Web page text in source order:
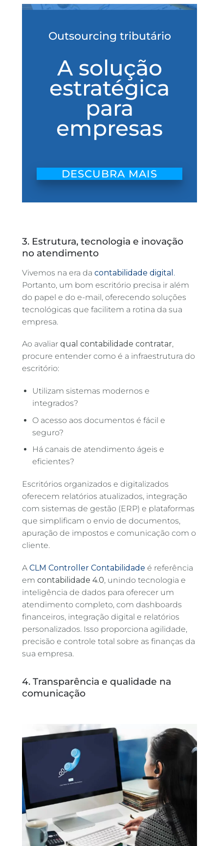
Outsourcing tributário
A solução
estratégica
para
empresas
DESCUBRA MAIS
3. Estrutura, tecnologia e inovação
no atendimento
Vivemos na era da contabilidade digital .
Portanto, um bom escritório precisa ir além
do papel e do e-mail, oferecendo soluções
tecnológicas que facilitem a rotina da sua
empresa.
Ao avaliar qual contabilidade contratar,
procure entender como é a infraestrutura do
escritório:
Utilizam sistemas modernos e
integrados?
O acesso aos documentos é fácil e
seguro?
Há canais de atendimento ágeis e
eficientes?
Escritórios organizados e digitalizados
oferecem relatórios atualizados, integração
com sistemas de gestão (ERP) e plataformas
que simplificam o envio de documentos,
apuração de impostos e comunicação com o
cliente.
A CLM Controller Contabilidade é referência
em contabilidade 4.0, unindo tecnologia e
inteligência de dados para oferecer um
atendimento completo, com dashboards
financeiros, integração digital e relatórios
personalizados. Isso proporciona agilidade,
precisão e controle total sobre as finanças da
sua empresa.
4. Transparência e qualidade na
comunicação